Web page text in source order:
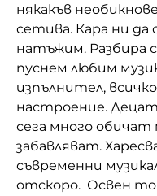
Домашен
Питаме Ви
До ре ми
някакъв
сетива. Кара ни да
натъжим. Разбира
пуснем любим
изпълнител,
настроение.
сега много
забавляват.
съвременни
отскоро. Освен